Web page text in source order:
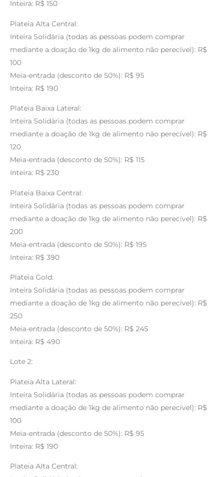
Inteira: R$ 150
Plateia Alta Central:
Inteira Solidária (todas as pessoas podem comprar
mediante a doação de 1kg de alimento não perecível): R$
100
Meia-entrada (desconto de 50%): R$ 95
Inteira: R$ 190
Plateia Baixa Lateral:
Inteira Solidária (todas as pessoas podem comprar
mediante a doação de 1kg de alimento não perecível): R$
120
Meia-entrada (desconto de 50%): R$ 115
Inteira: R$ 230
Plateia Baixa Central:
Inteira Solidária (todas as pessoas podem comprar
mediante a doação de 1kg de alimento não perecível): R$
200
Meia-entrada (desconto de 50%): R$ 195
Inteira: R$ 390
Plateia Gold:
Inteira Solidária (todas as pessoas podem comprar
mediante a doação de 1kg de alimento não perecível): R$
250
Meia-entrada (desconto de 50%): R$ 245
Inteira: R$ 490
Lote 2:
Plateia Alta Lateral:
Inteira Solidária (todas as pessoas podem comprar
mediante a doação de 1kg de alimento não perecível): R$
100
Meia-entrada (desconto de 50%): R$ 95
Inteira: R$ 190
Plateia Alta Central: